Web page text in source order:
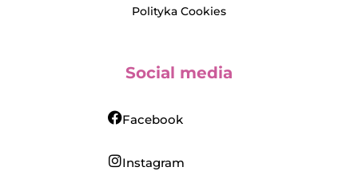
Polityka Cookies
Social media
Facebook
Instagram